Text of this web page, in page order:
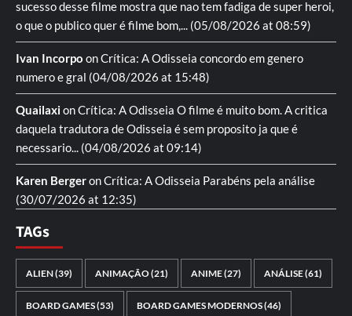
sucesso desse filme mostra que nao tem fadiga de super heroi,
o que o publico quer é filme bom,... (05/08/2026 at 08:59)
Ivan Incorpo onCrítica: A Odisseia concordo em genero
numero e gral (04/08/2026 at 15:48)
QuailaxionCrítica: A Odisseia O filme é muito bom. A critica
daquela tradutora de Odisseia é sem proposito ja que é
necessario... (04/08/2026 at 09:14)
Karen BergeronCrítica: A Odisseia Parabéns pela análise
(30/07/2026 at 12:35)
TAGs
ALIEN(39) ANIMAÇÃO(21) ANIME(27) ANÁLISE(61)
BOARD GAMES(53) BOARD GAMES MODERNOS(46)